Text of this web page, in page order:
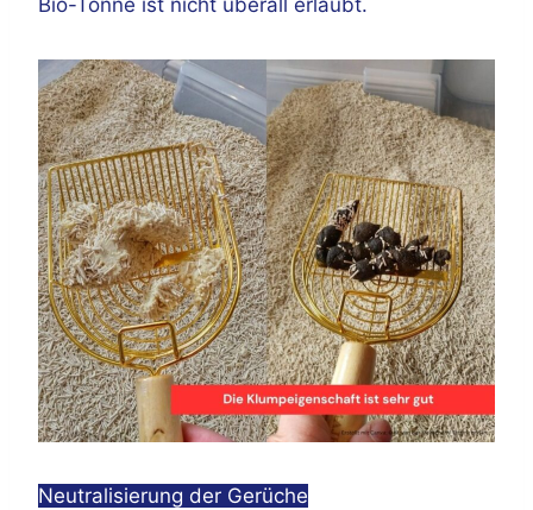
Bio-Tonne ist nicht überall erlaubt.
Neutralisierung der Gerüche